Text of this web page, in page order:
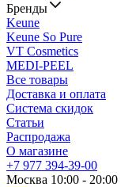
Бренды
Keune
Keune So Pure
VT Cosmetics
MEDI-PEEL
Все товары
Доставка и оплата
Система скидок
Статьи
Распродажа
О магазине
+7 977 394-39-00
Москва 10:00 - 20:00